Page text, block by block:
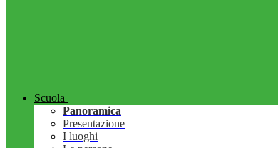
Scuola
Panoramica
Presentazione
I luoghi